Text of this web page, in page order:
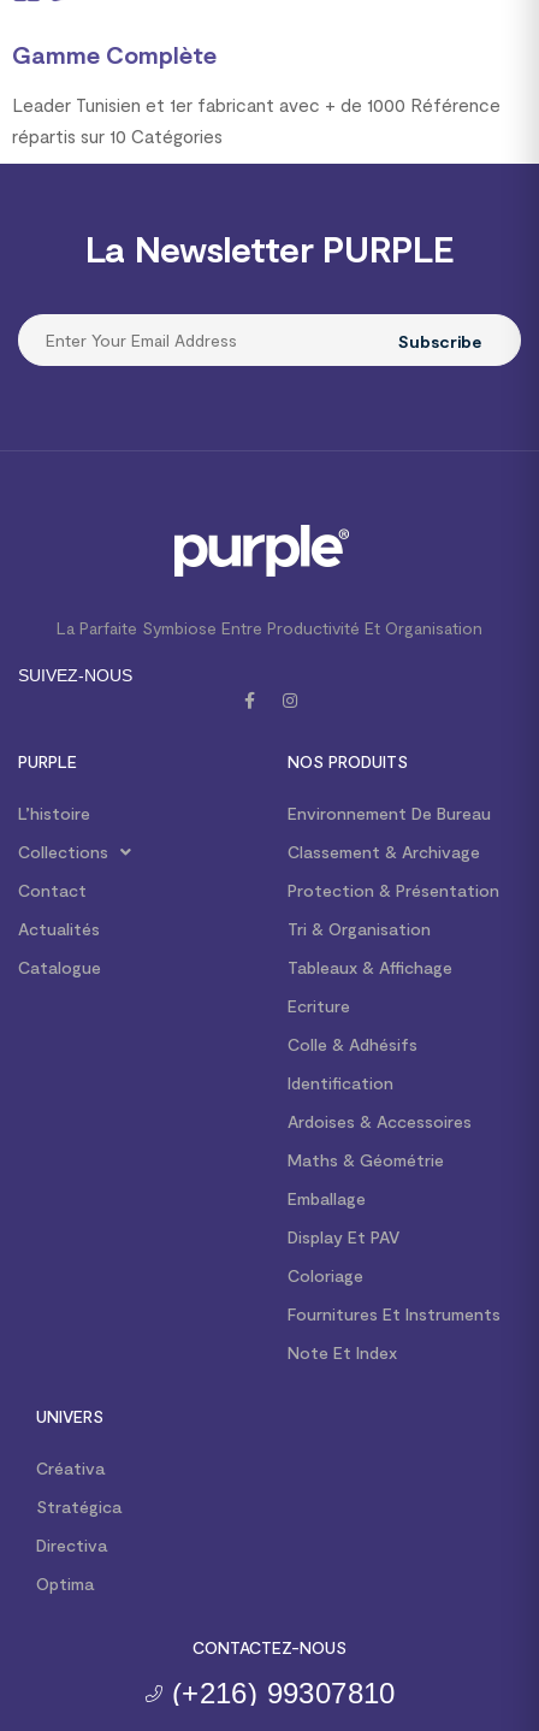
Gamme Complète
Leader Tunisien et 1er fabricant avec + de 1000 Référence
répartis sur 10 Catégories
La Newsletter PURPLE
Subscribe
La Parfaite Symbiose Entre Productivité Et Organisation
SUIVEZ-NOUS
PURPLE
L’histoire
Collections
Contact
Actualités
Catalogue
NOS PRODUITS
Environnement De Bureau
Classement & Archivage
Protection & Présentation
Tri & Organisation
Tableaux & Affichage
Ecriture
Colle & Adhésifs
Identification
Ardoises & Accessoires
Maths & Géométrie
Emballage
Display Et PAV
Coloriage
Fournitures Et Instruments
Note Et Index
UNIVERS
Créativa
Stratégica
Directiva
Optima
CONTACTEZ-NOUS
(+216) 99307810